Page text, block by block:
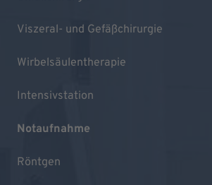
Viszeral- und Gefäßchirurgie
Wirbelsäulentherapie
Intensivstation
Notaufnahme
Röntgen